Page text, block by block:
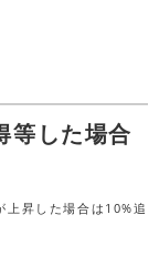
等した場合
上昇した場合は10%追